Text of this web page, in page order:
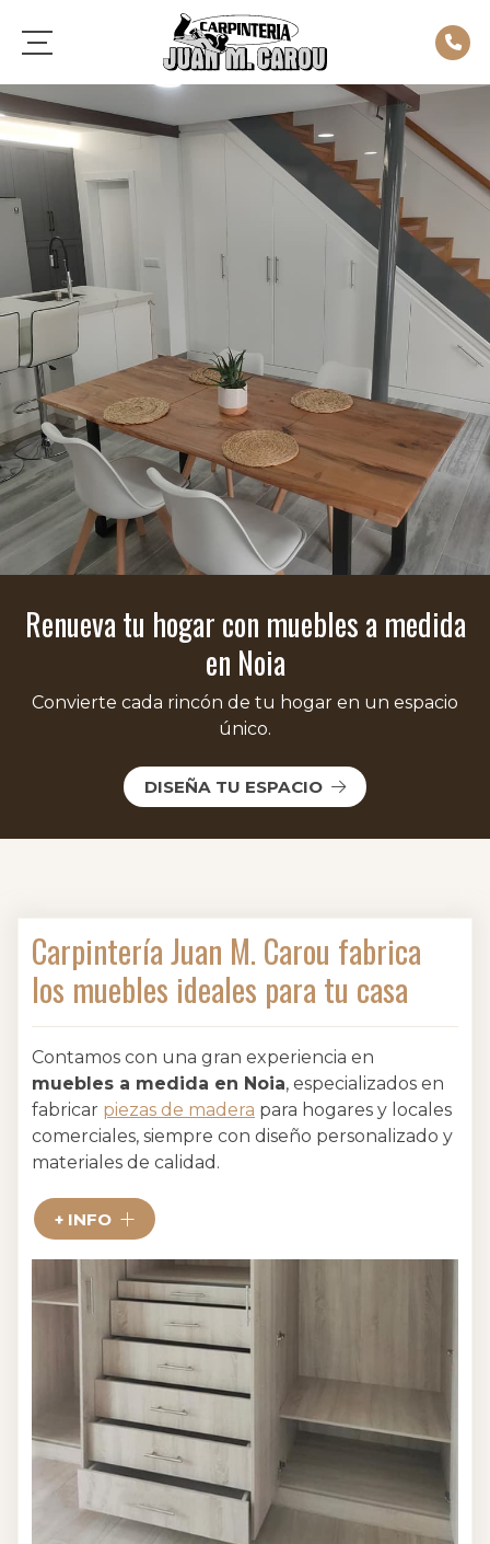
Renueva tu hogar con muebles a medida
en Noia
Convierte cada rincón de tu hogar en un espacio
único.
DISEÑA TU ESPACIO
Carpintería Juan M. Carou fabrica
los muebles ideales para tu casa
Contamos con una gran experiencia en
muebles a medida en Noia, especializados en
fabricar piezas de madera para hogares y locales
comerciales, siempre con diseño personalizado y
materiales de calidad.
Somos conocidos como una
artesanal que cuida cada detalle y acabado
Realizamos todo tipo de trabajos:cocinas,
baños, armarios, vestidores, escaleras,
pasamanos, puertas o tarimas
muebles de madera personalizados y de calidad
en Noia, en Carpintería Juan M. Carou estamos
listos para hacerlo realidad.
+ INFO